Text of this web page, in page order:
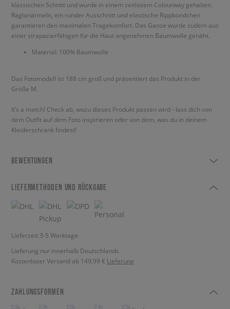
klassischen Schnitt und wurde in einem zeitlosem Colourway gehalten.
Raglanärmeln, ein runder Ausschnitt und elastische Rippbündchen
garantieren den maximalen Tragekomfort. Das Ganze wurde zudem aus
einer strapazierfähigen für die Haut angenehmen Baumwolle genäht.
Material: 100% Baumwolle
Das Fotomodell ist 188 cm groß und präsentiert das Produkt in der
Größe M.
It’s a match! Check ab, wozu dieses Produkt passen wird - lass dich von
dem Outfit auf dem Foto inspirieren oder von dem, was du in deinem
Kleiderschrank findest!
BEWERTUNGEN
LIEFERMETHODEN UND RÜCKGABE
Lieferzeit 3-5 Werktage
Lieferung nur innerhalb Deutschlands
Kostenloser Versand ab 149,99 € Lieferung
ZAHLUNGSFORMEN